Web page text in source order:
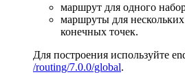
маршрут для одного
маршруты для
конечных точек.
Для построения используйте
/routing/7.0.0/global.